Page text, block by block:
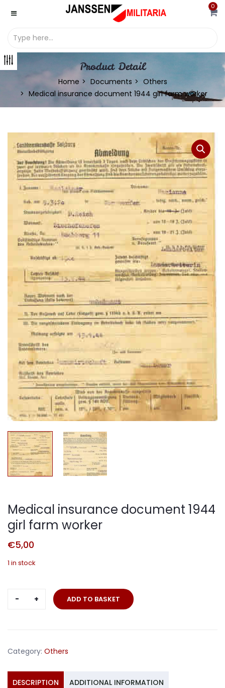
0
Product Detail
Home Documents
Others
Medical insurance document 1944 girl farm worker
Medical insurance document 1944
girl farm worker
€5,00
1 in stock
Medical
insurance
farm
quantity
ADD TO BASKET
Category: Others
DESCRIPTION ADDITIONAL INFORMATION